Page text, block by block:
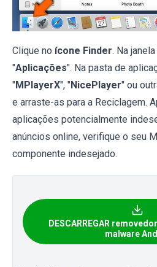
Clique no ícone Finder. Na
"Aplicações". Na pasta de
"MPlayerX", "NicePlayer" ou
e arraste-as para a Reciclagem.
aplicações potencialmente
anúncios online, verifique o seu
componente indesejado.
DESCARREGAR
malware